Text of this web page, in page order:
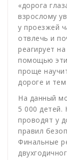
«дорога
взрослому
у проезжей
отвлечь и
реагирует
помощью
проще
дороге и
На данный
5 000 детей.
проводят у
правил
Финальные